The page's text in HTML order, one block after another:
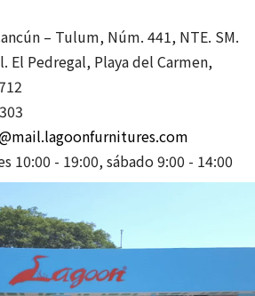
– Tulum, Núm. 441, NTE. SM.
El Pedregal, Playa del Carmen,
10:00 - 19:00, sábado 9:00 - 14:00